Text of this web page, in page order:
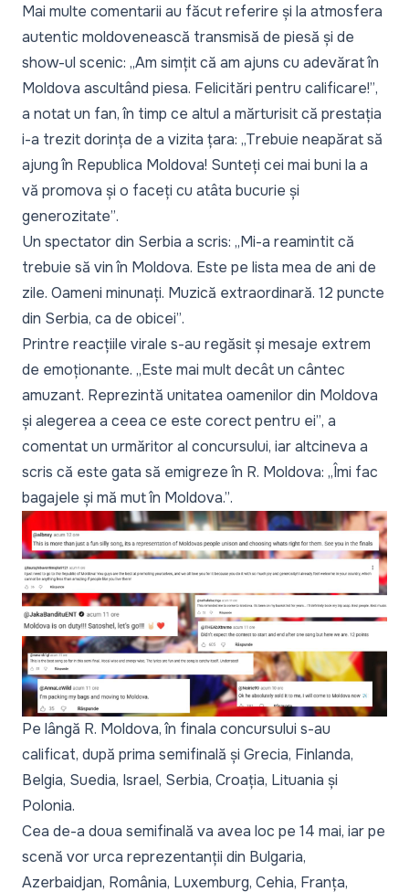
Mai multe comentarii au făcut referire și la atmosfera
autentic moldovenească transmisă de piesă și de
show-ul scenic: „Am simțit că am ajuns cu adevărat în
Moldova ascultând piesa. Felicitări pentru calificare!”,
a notat un fan, în timp ce altul a mărturisit că prestația
i-a trezit dorința de a vizita țara: „Trebuie neapărat să
ajung în Republica Moldova! Sunteți cei mai buni la a
vă promova și o faceți cu atâta bucurie și
generozitate”.
Un spectator din Serbia a scris: „Mi-a reamintit că
trebuie să vin în Moldova. Este pe lista mea de ani de
zile. Oameni minunați. Muzică extraordinară. 12 puncte
din Serbia, ca de obicei”.
Printre reacțiile virale s-au regăsit și mesaje extrem
de emoționante. „Este mai mult decât un cântec
amuzant. Reprezintă unitatea oamenilor din Moldova
și alegerea a ceea ce este corect pentru ei”, a
comentat un urmăritor al concursului, iar altcineva a
scris că este gata să emigreze în R. Moldova: „Îmi fac
bagajele și mă mut în Moldova.”.
Pe lângă R. Moldova, în finala concursului s-au
calificat, după prima semifinală și Grecia, Finlanda,
Belgia, Suedia, Israel, Serbia, Croația, Lituania și
Polonia.
Cea de-a doua semifinală va avea loc pe 14 mai, iar pe
scenă vor urca reprezentanții din Bulgaria,
Azerbaidjan, România, Luxemburg, Cehia, Franța,